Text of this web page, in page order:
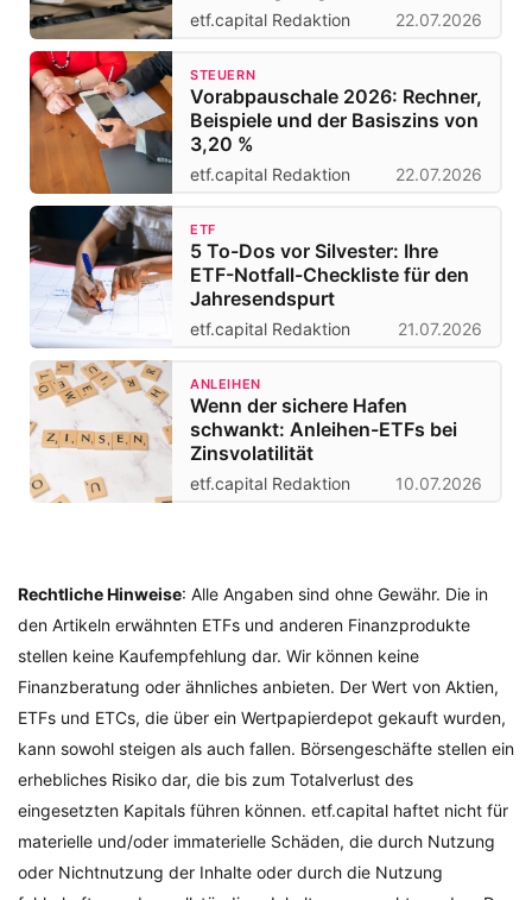
etf.capital Redaktion 22.07.2026
STEUERN
Vorabpauschale 2026: Rechner,
Beispiele und der Basiszins von
3,20 %
etf.capital Redaktion 22.07.2026
ETF
5 To-Dos vor Silvester: Ihre
ETF-Notfall-Checkliste für den
Jahresendspurt
etf.capital Redaktion 21.07.2026
ANLEIHEN
Wenn der sichere Hafen
schwankt: Anleihen-ETFs bei
Zinsvolatilität
etf.capital Redaktion 10.07.2026
Rechtliche Hinweise: Alle Angaben sind ohne Gewähr. Die in
den Artikeln erwähnten ETFs und anderen Finanzprodukte
stellen keine Kaufempfehlung dar. Wir können keine
Finanzberatung oder ähnliches anbieten. Der Wert von Aktien,
ETFs und ETCs, die über ein Wertpapierdepot gekauft wurden,
kann sowohl steigen als auch fallen. Börsengeschäfte stellen ein
erhebliches Risiko dar, die bis zum Totalverlust des
eingesetzten Kapitals führen können. etf.capital haftet nicht für
materielle und/oder immaterielle Schäden, die durch Nutzung
oder Nichtnutzung der Inhalte oder durch die Nutzung